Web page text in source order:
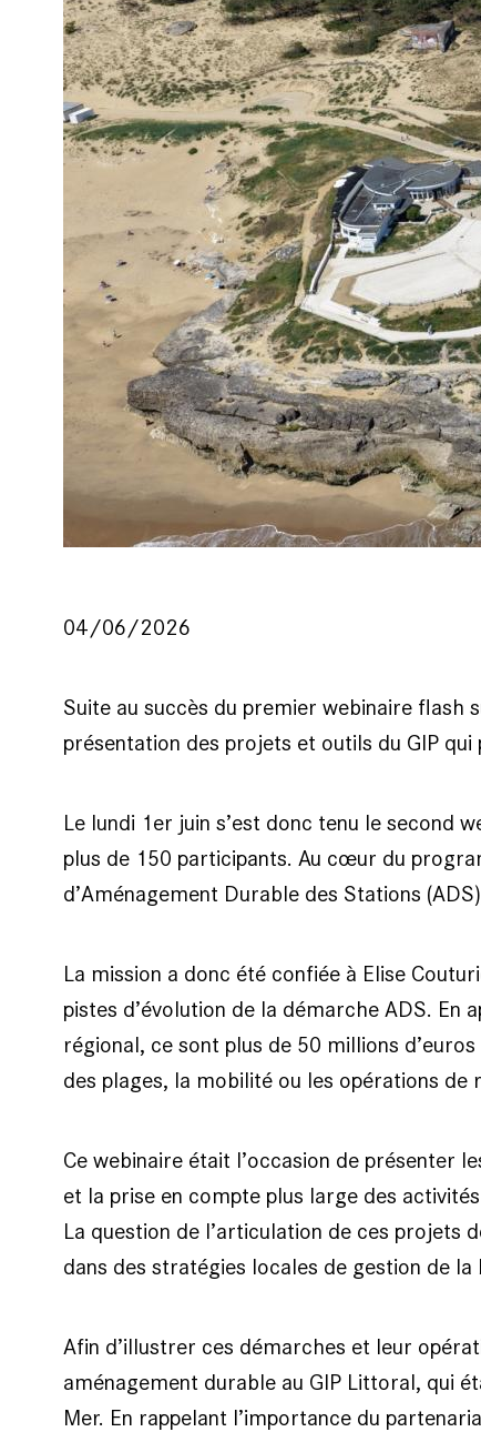
04/06/2026
Suite au succès du premier webinaire
présentation des projets et outils du GIP
Le lundi 1er juin s’est donc tenu le second
plus de 150 participants. Au cœur du
d’Aménagement Durable des Stations
La mission a donc été confiée à Elise
pistes d’évolution de la démarche ADS.
régional, ce sont plus de 50 millions
des plages, la mobilité ou les opérations de
Ce webinaire était l’occasion de présenter
et la prise en compte plus large des
La question de l’articulation de ces projets
dans des stratégies locales de gestion de
Afin d’illustrer ces démarches et leur
aménagement durable au GIP Littoral, qui
Mer. En rappelant l’importance du